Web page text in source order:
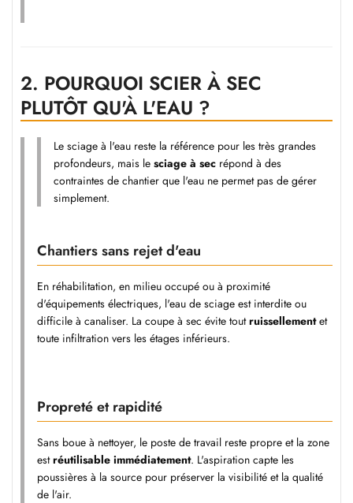
2. POURQUOI SCIER À SEC
PLUTÔT QU'À L'EAU ?
Le sciage à l'eau reste la référence pour les très grandes
profondeurs, mais le sciage à sec répond à des
contraintes de chantier que l'eau ne permet pas de gérer
simplement.
Chantiers sans rejet d'eau
En réhabilitation, en milieu occupé ou à proximité
d'équipements électriques, l'eau de sciage est interdite ou
difficile à canaliser. La coupe à sec évite toutruissellementet
toute infiltration vers les étages inférieurs.
Propreté et rapidité
Sans boue à nettoyer, le poste de travail reste propre et la zone
estréutilisable immédiatement. L'aspiration capte les
poussières à la source pour préserver la visibilité et la qualité
de l'air.